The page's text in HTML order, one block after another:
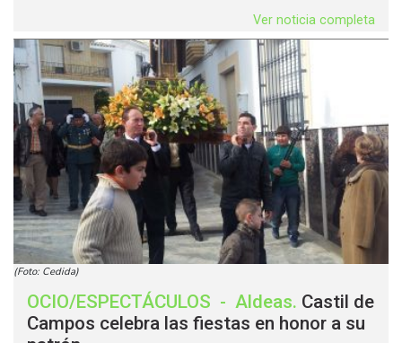
Ver noticia completa
(Foto: Cedida)
OCIO/ESPECTÁCULOS - Aldeas. Castil de
Campos celebra las fiestas en honor a su